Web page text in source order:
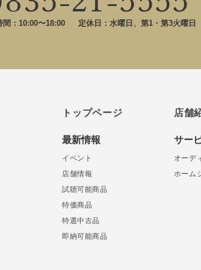
間：10:00〜18:00 定休日：水曜日、第1・第3火曜日
トップページ
最新情報
イベント
店舗情報
試聴可能商品
特価商品
特選中古品
即納可能商品
店舗
サー
オーデ
ホーム